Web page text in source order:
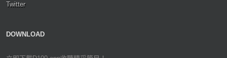
Twitter
DOWNLOAD